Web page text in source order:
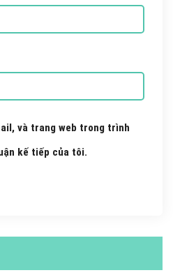
và trang web trong trình
kế tiếp của tôi.